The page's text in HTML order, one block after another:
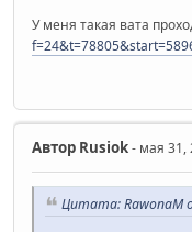
У меня такая вата
Автор Rusiok- мая 31,
Цитата: RawonaM